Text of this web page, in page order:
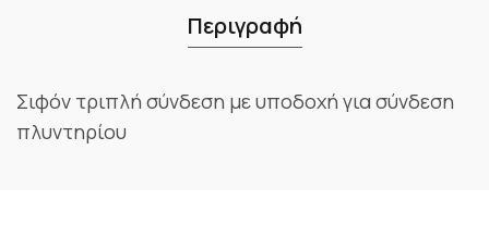
Περιγραφή
Σιφόν τριπλή σύνδεση με υποδοχή για σύνδεση
πλυντηρίου